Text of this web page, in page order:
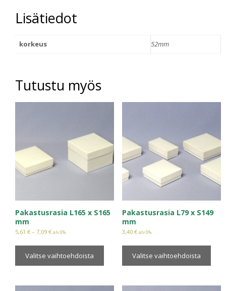
Lisätiedot
korkeus 52mm
Tutustu myös
Pakastusrasia L165 x S165
mm
5,61 € – 7,09 € alv 0%
Valitse vaihtoehdoista
Pakastusrasia L79 x S149
mm
3,40€ alv 0%
Valitse vaihtoehdoista